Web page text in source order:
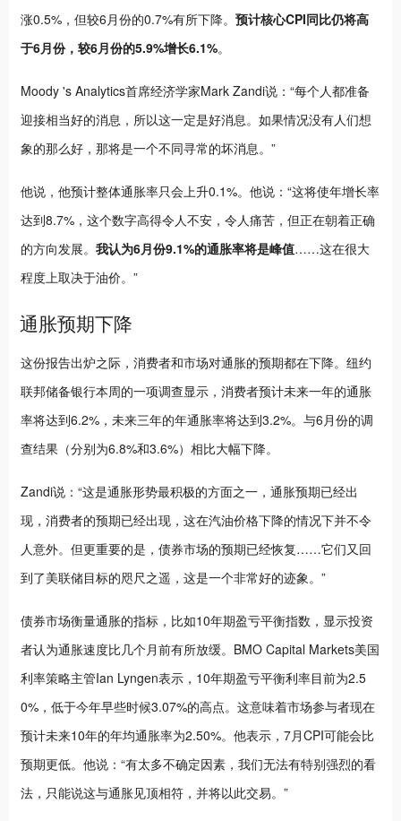
涨0.5%，但较6月份的0.7%有所下降。 预计核心CPI同比仍将高
于6月份，较6月份的5.9%增长6.1%。
Moody 's Analytics首席经济学家Mark Zandi说：“每个人都准备
迎接相当好的消息，所以这一定是好消息。如果情况没有人们想
象的那么好，那将是一个不同寻常的坏消息。”
他说，他预计整体通胀率只会上升0.1%。他说：“这将使年增长率
达到8.7%，这个数字高得令人不安，令人痛苦，但正在朝着正确
的方向发展。 我认为6月份9.1%的通胀率将是峰值……这在很大
程度上取决于油价。”
通胀预期下降
这份报告出炉之际，消费者和市场对通胀的预期都在下降。纽约
联邦储备银行本周的一项调查显示，消费者预计未来一年的通胀
率将达到6.2%，未来三年的年通胀率将达到3.2%。与6月份的调
查结果（分别为6.8%和3.6%）相比大幅下降。
Zandi说：“这是通胀形势最积极的方面之一，通胀预期已经出
现，消费者的预期已经出现，这在汽油价格下降的情况下并不令
人意外。但更重要的是，债券市场的预期已经恢复……它们又回
到了美联储目标的咫尺之遥，这是一个非常好的迹象。”
债券市场衡量通胀的指标，比如10年期盈亏平衡指数，显示投资
者认为通胀速度比几个月前有所放缓。BMO Capital Markets美国
利率策略主管Ian Lyngen表示，10年期盈亏平衡利率目前为2.5
0%，低于今年早些时候3.07%的高点。这意味着市场参与者现在
预计未来10年的年均通胀率为2.50%。他表示，7月CPI可能会比
预期更低。他说：“有太多不确定因素，我们无法有特别强烈的看
法，只能说这与通胀见顶相符，并将以此交易。”